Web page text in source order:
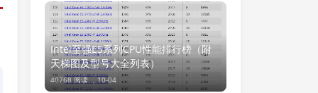
Intel至强E5系列CPU性能排行榜（附
天梯图及型号大全列表）
40768 阅读 ，10-04